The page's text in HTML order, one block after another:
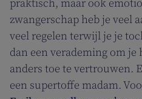
praktisch, maar ook
zwangerschap heb je veel
veel regelen terwijl je je
dan een verademing om
anders toe te vertrouwen.
een supertoffe madam.